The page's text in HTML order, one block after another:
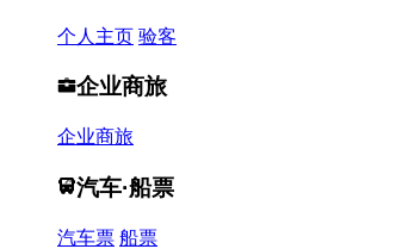
个人主页 验客
企业商旅
企业商旅
汽车·船票
汽车票 船票